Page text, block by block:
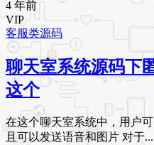
4 年前
VIP
客服类源码
聊天室系统源码下
这个
在这个聊天室系统中，用户
且可以发送语音和图片 对于...